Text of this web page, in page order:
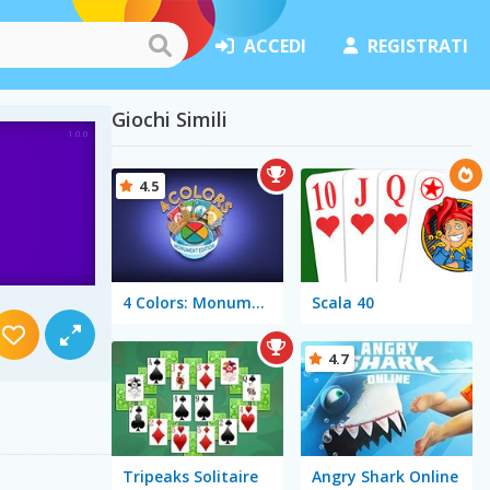
ACCEDI REGISTRATI
Giochi Simili
4 Colors: Monument Edition
4.5
Scala 40
Tripeaks Solitaire Angry Shark Online
4.7